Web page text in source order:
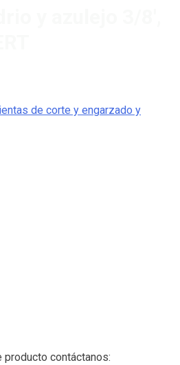
de corte y engarzado y
contáctanos: